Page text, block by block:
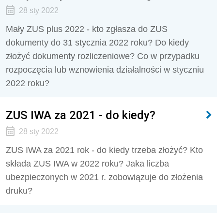
28 sty 2022
Mały ZUS plus 2022 - kto zgłasza do ZUS
dokumenty do 31 stycznia 2022 roku? Do kiedy
złożyć dokumenty rozliczeniowe? Co w przypadku
rozpoczęcia lub wznowienia działalności w styczniu
2022 roku?
ZUS IWA za 2021 - do kiedy?
28 sty 2022
ZUS IWA za 2021 rok - do kiedy trzeba złożyć? Kto
składa ZUS IWA w 2022 roku? Jaka liczba
ubezpieczonych w 2021 r. zobowiązuje do złożenia
druku?